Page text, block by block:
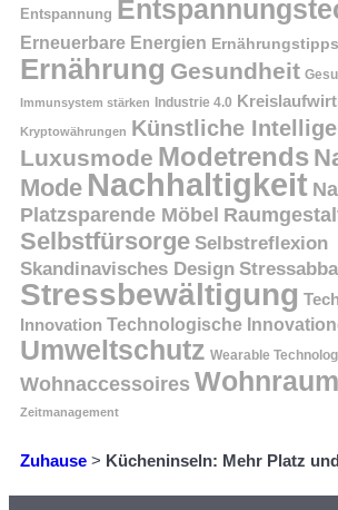
Entspannung
Erneuerbare Energien Ernährungstipps
Ernährung Gesundheit
Immunsystem stärken Industrie 4.0
Kryptowährungen Künstliche
Luxusmode Modetrends
Mode Nachhaltigkeit
Platzsparende Möbel
Selbstfürsorge Selbstreflexion
Skandinavisches Design
Stressbewältigung
Innovation Technologische
Umweltschutz Wearable
Wohnaccessoires
Zeitmanagement
Zuhause > Kücheninseln: Mehr Platz